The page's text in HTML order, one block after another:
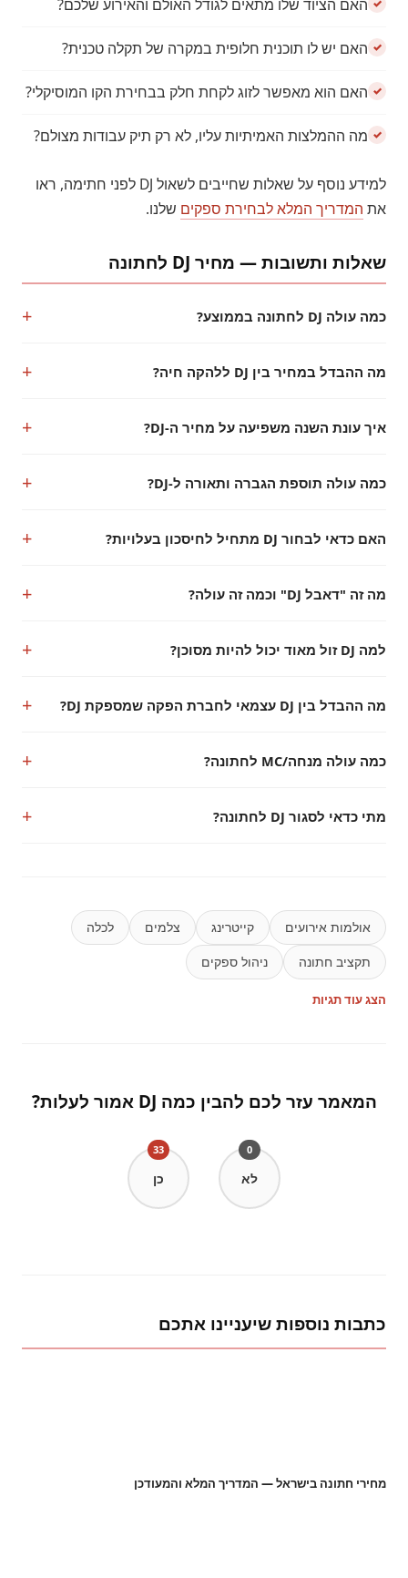
האם הציוד שלו מתאים לגודל האולם והאירוע שלכם?
האם יש לו תוכנית חלופית במקרה של תקלה טכנית?
האם הוא מאפשר לזוג לקחת חלק בבחירת הקו המוסיקלי?
מה ההמלצות האמיתיות עליו, לא רק תיק עבודות מצולם?
למידע נוסף על שאלות שחייבים לשאול DJ לפני חתימה, ראו
את המדריך המלא לבחירת ספקים שלנו.
שאלות ותשובות — מחיר DJ לחתונה
כמה עולה DJ לחתונה בממוצע?
מה ההבדל במחיר בין DJ ללהקה חיה?
איך עונת השנה משפיעה על מחיר ה-DJ?
כמה עולה תוספת הגברה ותאורה ל-DJ?
האם כדאי לבחור DJ מתחיל לחיסכון בעלויות?
מה זה "דאבל DJ" וכמה זה עולה?
למה DJ זול מאוד יכול להיות מסוכן?
מה ההבדל בין DJ עצמאי לחברת הפקה שמספקת DJ?
כמה עולה מנחה/MC לחתונה?
מתי כדאי לסגור DJ לחתונה?
אולמות אירועים קייטרינג צלמים לכלה
תקציב חתונה ניהול ספקים
הצג עוד תגיות
המאמר עזר לכם להבין כמה DJ אמור לעלות?
0
לא
33
כן
כתבות נוספות שיעניינו אתכם
מחירי חתונה בישראל — המדריך המלא והמעודכן